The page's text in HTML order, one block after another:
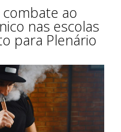
ao
nas escolas
para Plenário